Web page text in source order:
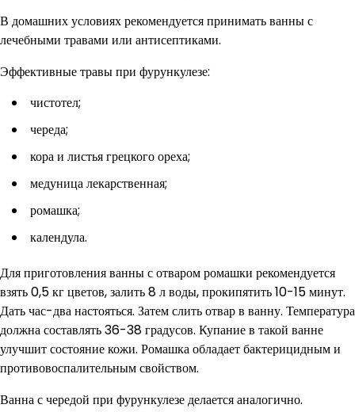
В домашних условиях рекомендуется принимать ванны с
лечебными травами или антисептиками.
Эффективные травы при фурункулезе:
чистотел;
череда;
кора и листья грецкого ореха;
медуница лекарственная;
ромашка;
календула.
Для приготовления ванны с отваром ромашки рекомендуется
взять 0,5 кг цветов, залить 8 л воды, прокипятить 10-15 минут.
Дать час-два настояться. Затем слить отвар в ванну. Температура
должна составлять 36-38 градусов. Купание в такой ванне
улучшит состояние кожи. Ромашка обладает бактерицидным и
противовоспалительным свойством.
Ванна с чередой при фурункулезе делается аналогично.